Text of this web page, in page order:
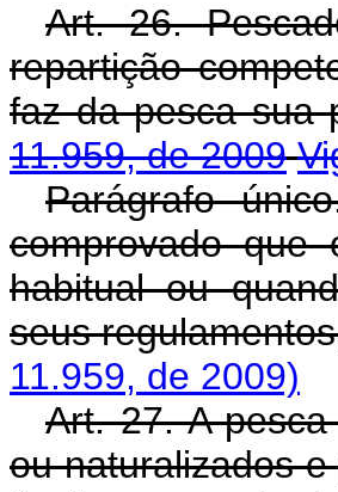
Art. 26.
repartição
faz da pesca sua
11.959, de 2009
Parágrafo
comprovado
habitual ou
seus
11.959, de 2009)
Art. 27. A
ou naturalizados